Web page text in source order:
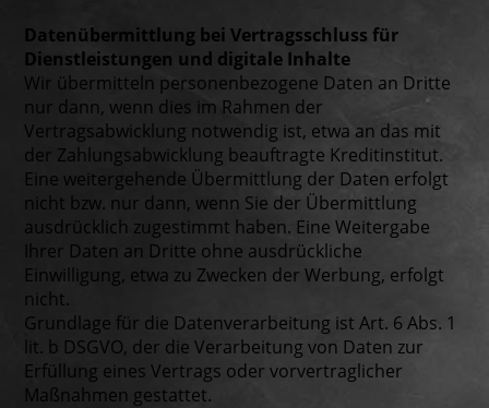
Datenübermittlung bei Vertragsschluss für
Dienstleistungen und digitale Inhalte
Wir übermitteln personenbezogene Daten an Dritte
nur dann, wenn dies im Rahmen der
Vertragsabwicklung notwendig ist, etwa an das mit
der Zahlungsabwicklung beauftragte Kreditinstitut.
Eine weitergehende Übermittlung der Daten erfolgt
nicht bzw. nur dann, wenn Sie der Übermittlung
ausdrücklich zugestimmt haben. Eine Weitergabe
Ihrer Daten an Dritte ohne ausdrückliche
Einwilligung, etwa zu Zwecken der Werbung, erfolgt
nicht.
Grundlage für die Datenverarbeitung ist Art. 6 Abs. 1
lit. b DSGVO, der die Verarbeitung von Daten zur
Erfüllung eines Vertrags oder vorvertraglicher
Maßnahmen gestattet.